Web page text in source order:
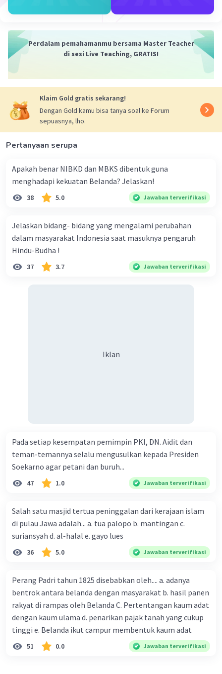
Perdalam pemahamanmu bersama Master Teacher
di sesi Live Teaching, GRATIS!
Klaim Gold gratis sekarang!
Dengan Gold kamu bisa tanya soal ke Forum
sepuasnya, lho.
Pertanyaan serupa
Apakah benar NIBKD dan MBKS dibentuk guna
menghadapi kekuatan Belanda? Jelaskan!
38 5.0 Jawaban terverifikasi
Jelaskan bidang- bidang yang mengalami perubahan
dalam masyarakat Indonesia saat masuknya pengaruh
Hindu-Budha !
37 3.7 Jawaban terverifikasi
Iklan
Pada setiap kesempatan pemimpin PKI, DN. Aidit dan
teman-temannya selalu mengusulkan kepada Presiden
Soekarno agar petani dan buruh...
47 1.0 Jawaban terverifikasi
Salah satu masjid tertua peninggalan dari kerajaan islam
di pulau Jawa adalah... a. tua palopo b. mantingan c.
suriansyah d. al-halal e. gayo lues
36 5.0 Jawaban terverifikasi
Perang Padri tahun 1825 disebabkan oleh.... a. adanya
bentrok antara belanda dengan masyarakat b. hasil panen
rakyat di rampas oleh Belanda C. Pertentangan kaum adat
dengan kaum ulama d. penarikan pajak tanah yang cukup
tinggi e. Belanda ikut campur membentuk kaum adat
51 0.0 Jawaban terverifikasi